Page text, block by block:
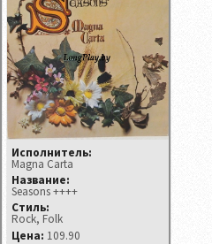
Исполнитель:
Magna Carta
Название:
Seasons ++++
Стиль:
Rock, Folk
Цена: 109.90